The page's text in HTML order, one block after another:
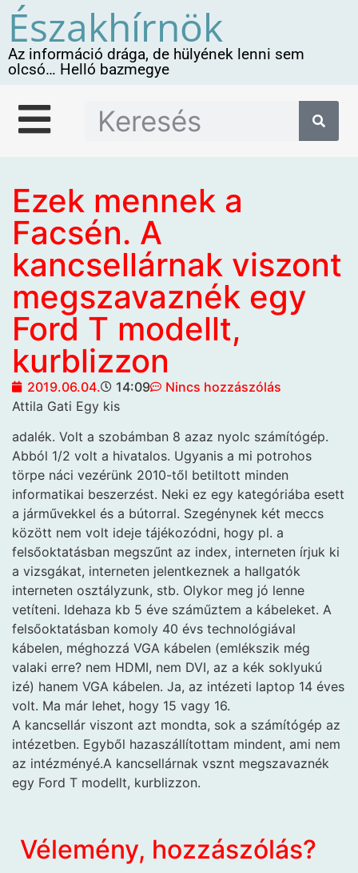
Északhírnök
Az információ drága, de hülyének lenni sem
olcsó… Helló bazmegye
Ezek mennek a
Facsén. A
kancsellárnak viszont
megszavaznék egy
Ford T modellt,
kurblizzon
2019.06.04. 14:09
Nincs hozzászólás
Attila Gati Egy kis
adalék. Volt a szobámban 8 azaz nyolc számítógép.
Abból 1/2 volt a hivatalos. Ugyanis a mi potrohos
törpe náci vezérünk 2010-től betiltott minden
informatikai beszerzést. Neki ez egy kategóriába esett
a járművekkel és a bútorral. Szegénynek két meccs
között nem volt ideje tájékozódni, hogy pl. a
felsőoktatásban megszűnt az index, interneten írjuk ki
a vizsgákat, interneten jelentkeznek a hallgatók
interneten osztályzunk, stb. Olykor meg jó lenne
vetíteni. Idehaza kb 5 éve száműztem a kábeleket. A
felsőoktatásban komoly 40 évs technológiával
kábelen, méghozzá VGA kábelen (emlékszik még
valaki erre? nem HDMI, nem DVI, az a kék soklyukú
izé) hanem VGA kábelen. Ja, az intézeti laptop 14 éves
volt. Ma már lehet, hogy 15 vagy 16.
A kancsellár viszont azt mondta, sok a számítógép az
intézetben. Egyből hazaszállítottam mindent, ami nem
az intézményé.A kancsellárnak vsznt megszavaznék
egy Ford T modellt, kurblizzon.
Vélemény, hozzászólás?